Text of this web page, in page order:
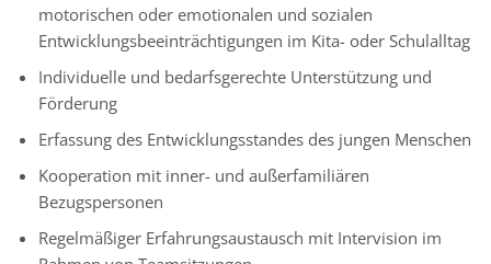
motorischen oder emotionalen und sozialen
Entwicklungsbeeinträchtigungen im Kita- oder Schulalltag
Individuelle und bedarfsgerechte Unterstützung und
Förderung
Erfassung des Entwicklungsstandes des jungen Menschen
Kooperation mit inner- und außerfamiliären
Bezugspersonen
Regelmäßiger Erfahrungsaustausch mit Intervision im